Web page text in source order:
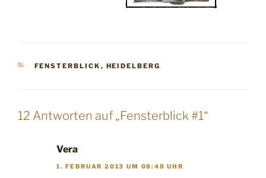
KATEGORIEN
FENSTERBLICK , HEIDELBERG
12 Antworten auf „Fensterblick #1“
Vera
1. FEBRUAR 2013 UM 08:48 UHR